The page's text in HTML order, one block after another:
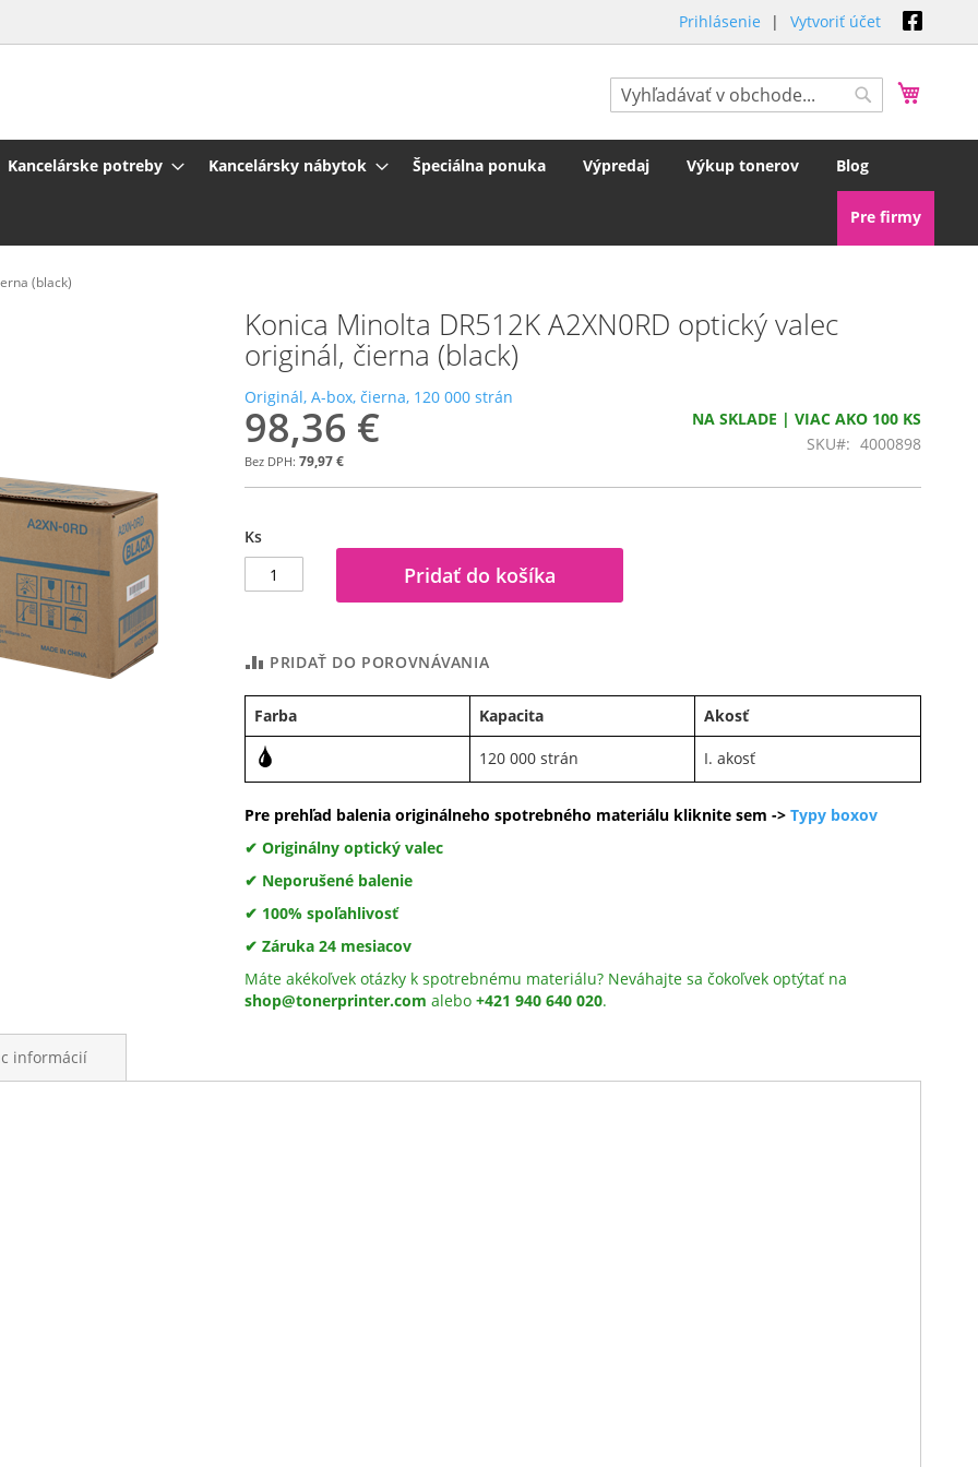
Prihlásenie Vytvoriť účet
Hľadať
Kancelárske potreby Kancelársky nábytok Špeciálna ponuka Výpredaj Výkup tonerov Blog
Pre firmy
(black)
Konica Minolta DR512K A2XN0RD optický valec
originál, čierna (black)
Originál, A-box, čierna, 120 000 strán
98,36 €
79,97 €
NA SKLADE | VIAC AKO 100 KS
SKU
4000898
Ks
Pridať do košíka
PRIDAŤ DO POROVNÁVANIA
Farba Kapacita Akosť
120 000 strán I. akosť
Pre prehľad balenia originálneho spotrebného materiálu kliknite sem -> Typy boxov
✔ Originálny optický valec
✔ Neporušené balenie
✔ 100% spoľahlivosť
✔ Záruka 24 mesiacov
Máte akékoľvek otázky k spotrebnému materiálu? Neváhajte sa čokoľvek optýtať na
shop@tonerprinter.com alebo +421 940 640 020.
informácií